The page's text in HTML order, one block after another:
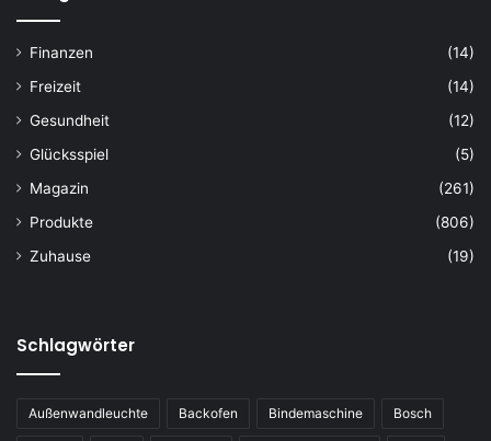
Finanzen
(14)
Freizeit
(14)
Gesundheit
(12)
Glücksspiel
(5)
Magazin
(261)
Produkte
(806)
Zuhause
(19)
Schlagwörter
Außenwandleuchte Backofen Bindemaschine Bosch